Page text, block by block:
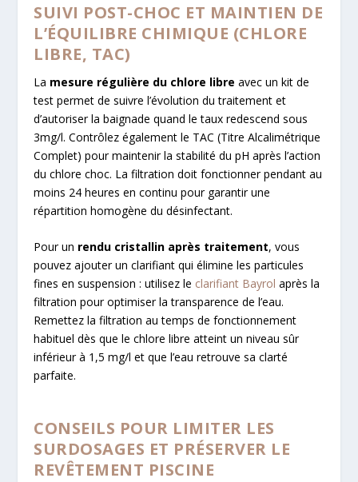
SUIVI POST-CHOC ET MAINTIEN DE
L’ÉQUILIBRE CHIMIQUE (CHLORE
LIBRE, TAC)
La mesure régulière du chlore libre avec un kit de
test permet de suivre l’évolution du traitement et
d’autoriser la baignade quand le taux redescend sous
3mg/l. Contrôlez également le TAC (Titre Alcalimétrique
Complet) pour maintenir la stabilité du pH après l’action
du chlore choc. La filtration doit fonctionner pendant au
moins 24 heures en continu pour garantir une
répartition homogène du désinfectant.
Pour un rendu cristallin après traitement, vous
pouvez ajouter un clarifiant qui élimine les particules
fines en suspension : utilisez le clarifiant Bayrol après la
filtration pour optimiser la transparence de l’eau.
Remettez la filtration au temps de fonctionnement
habituel dès que le chlore libre atteint un niveau sûr
inférieur à 1,5 mg/l et que l’eau retrouve sa clarté
parfaite.
CONSEILS POUR LIMITER LES
SURDOSAGES ET PRÉSERVER LE
REVÊTEMENT PISCINE